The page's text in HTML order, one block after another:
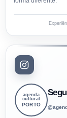
agenda
cultural
PORTO